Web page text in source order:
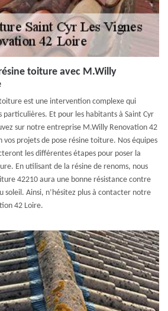
toiture avec M.Willy
est une intervention complexe qui
particulières. Et pour les habitants à Saint Cyr
sur notre entreprise M.Willy Renovation 42
vos projets de pose résine toiture. Nos équipes
les différentes étapes pour poser la
En utilisant de la résine de renoms, nous
42210 aura une bonne résistance contre
soleil. Ainsi, n’hésitez plus à contacter notre
42 Loire.